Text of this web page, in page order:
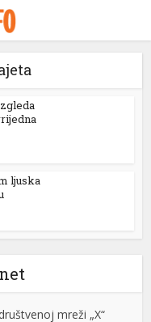
ljuska
narod treba da
Stevandić posjetio
poruku o
za budućnost
mreži „X“
odani zajedničkim